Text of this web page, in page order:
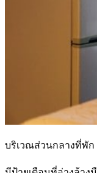
บริเวณส่วนกลางที่พัก